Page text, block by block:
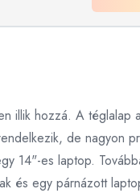
illik hozzá. A téglalap
de nagyon
14"-es laptop.
és egy párnázott